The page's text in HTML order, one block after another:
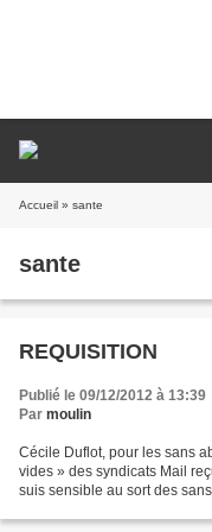
Accueil » sante
sante
REQUISITION
Publié le 09/12/2012 à 13:39
Par moulin
Cécile Duflot, pour les sans
vides » des syndicats Mail
suis sensible au sort des